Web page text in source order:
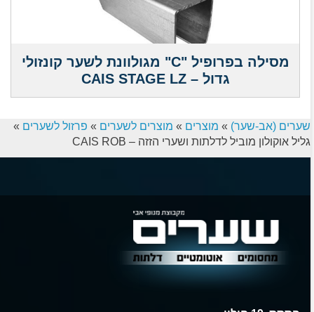
מסילה בפרופיל "C" מגולוונת לשער קונזולי
גדול – CAIS STAGE LZ
שערים (אב-שער) » מוצרים » מוצרים לשערים » פרזול לשערים »
גליל אוקולון מוביל לדלתות ושערי הזזה – CAIS ROB